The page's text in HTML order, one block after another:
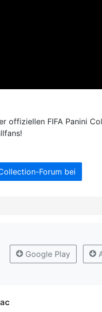
offiziellen FIFA Panini
Forum bei
Google Play